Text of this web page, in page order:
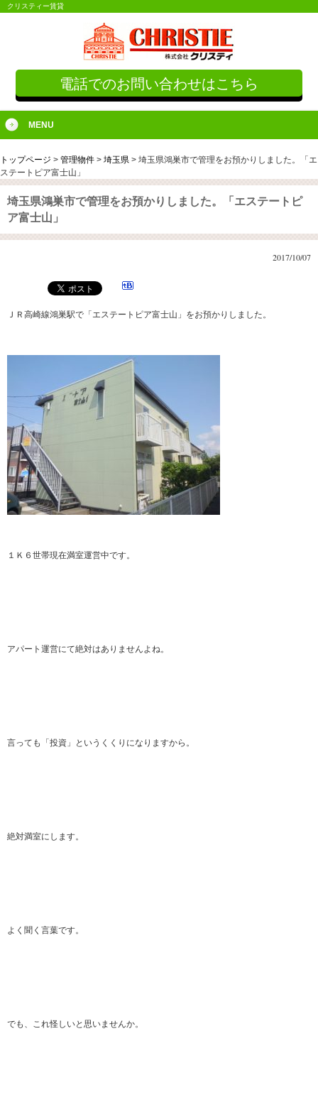
クリスティー賃貸
電話でのお問い合わせはこちら
MENU
トップページ > 管理物件 > 埼玉県 > 埼玉県鴻巣市で管理をお預かりしました。「エ
ステートピア富士山」
埼玉県鴻巣市で管理をお預かりしました。「エステートピ
ア富士山」
2017/10/07
ＪＲ高崎線鴻巣駅で「エステートピア富士山」をお預かりしました。
１Ｋ６世帯現在満室運営中です。
アパート運営にて絶対はありませんよね。
言っても「投資」というくくりになりますから。
絶対満室にします。
よく聞く言葉です。
でも、これ怪しいと思いませんか。